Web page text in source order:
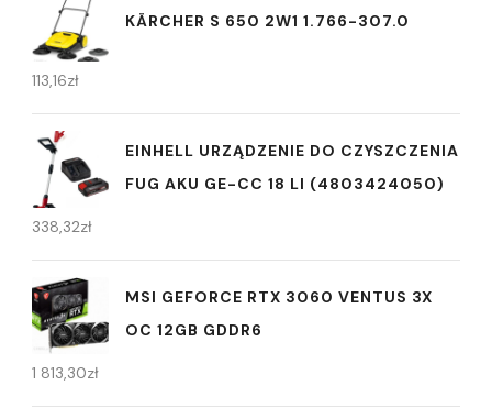
KÄRCHER S 650 2W1 1.766-307.0
113,16zł
EINHELL URZĄDZENIE DO CZYSZCZENIA
FUG AKU GE-CC 18 LI (4803424050)
338,32zł
MSI GEFORCE RTX 3060 VENTUS 3X
OC 12GB GDDR6
1 813,30zł